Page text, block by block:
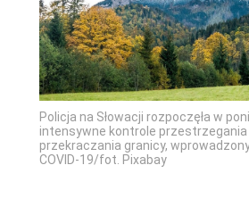
Policja na Słowacji rozpoczęła w
intensywne kontrole przestrzegania
przekraczania granicy,
COVID-19/fot. Pixabay